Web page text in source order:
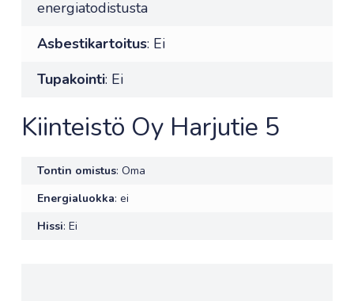
energiatodistusta
Asbestikartoitus: Ei
Tupakointi: Ei
Kiinteistö Oy Harjutie 5
Tontin omistus: Oma
Energialuokka: ei
Hissi: Ei